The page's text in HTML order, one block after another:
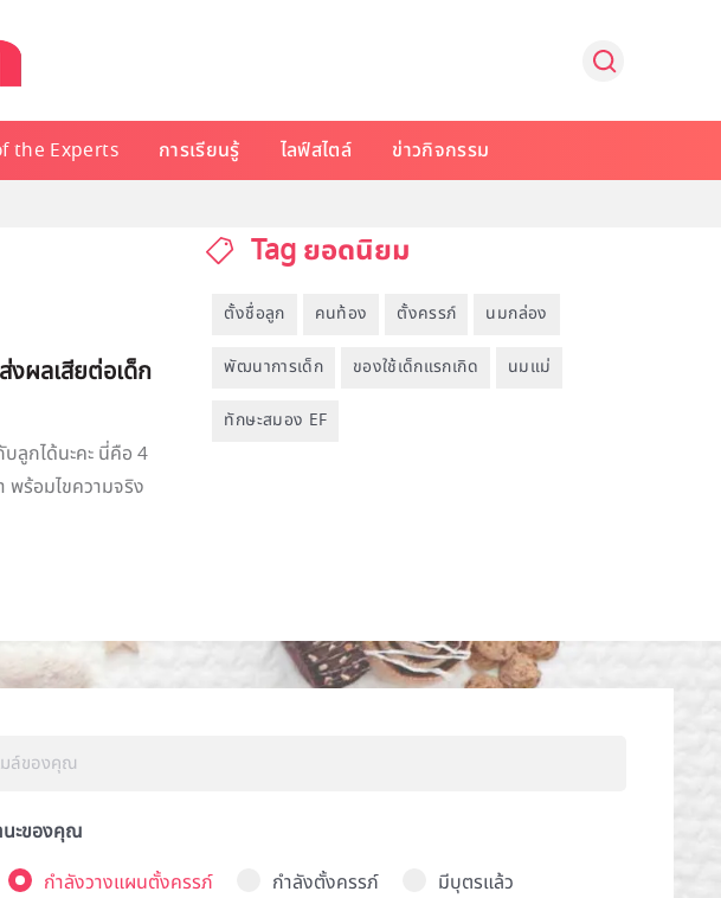
the Experts การเรียนรู้ ไลฟ์สไตล์ ข่าวกิจกรรม
งผลเสียต่อเด็ก
ลูกได้นะคะ นี่คือ 4
ร้อมไขความจริง
Tag ยอดนิยม
ตั้งชื่อลูก คนท้อง ตั้งครรภ์ นมกล่อง
พัฒนาการเด็ก ของใช้เด็กแรกเกิด นมแม่
ทักษะสมอง EF
นะของคุณ
กำลังวางแผนตั้งครรภ์
กำลังตั้งครรภ์ มีบุตรแล้ว